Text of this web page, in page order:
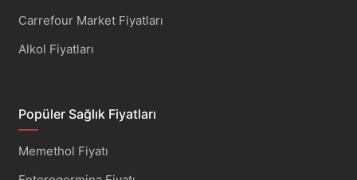
Carrefour Market Fiyatları
Alkol Fiyatları
Popüler Sağlık Fiyatları
Memethol Fiyatı